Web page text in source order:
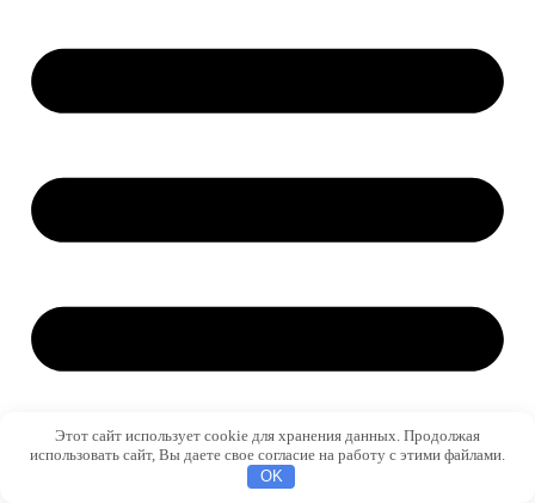
Этот сайт использует cookie для хранения данных. Продолжая
использовать сайт, Вы даете свое согласие на работу с этими файлами.
OK